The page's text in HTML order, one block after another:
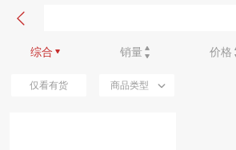
综合 销量 价格
新品优先
仅看有货 商品类型